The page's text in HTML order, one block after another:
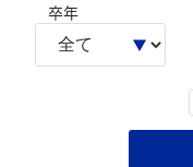
卒年